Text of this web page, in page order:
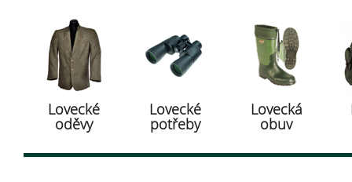
Lovecké
oděvy
Lovecké
potřeby
Lovecká
obuv